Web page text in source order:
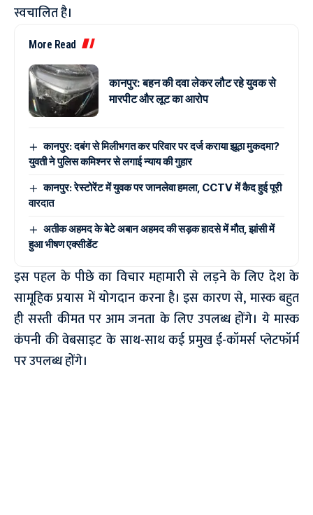
स्वचालित है।
More Read
कानपुर: बहन की दवा लेकर लौट रहे युवक से
मारपीट और लूट का आरोप
कानपुर: दबंग से मिलीभगत कर परिवार पर दर्ज कराया झूठा मुकदमा?
युवती ने पुलिस कमिश्नर से लगाई न्याय की गुहार
कानपुर: रेस्टोरेंट में युवक पर जानलेवा हमला, CCTV में कैद हुई पूरी
वारदात
अतीक अहमद के बेटे अबान अहमद की सड़क हादसे में मौत, झांसी में
हुआ भीषण एक्सीडेंट
इस पहल के पीछे का विचार महामारी से लड़ने के लिए देश के
सामूहिक प्रयास में योगदान करना है। इस कारण से, मास्क बहुत
ही सस्ती कीमत पर आम जनता के लिए उपलब्ध होंगे। ये मास्क
कंपनी की वेबसाइट के साथ-साथ कई प्रमुख ई-कॉमर्स प्लेटफॉर्म
पर उपलब्ध होंगे।